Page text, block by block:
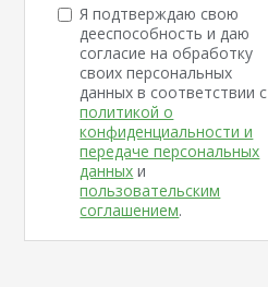
Я подтверждаю свою
дееспособность и даю
согласие на обработку
своих персональных
данных в соответствии с
политикой о
конфиденциальности и
передаче персональных
данных и
пользовательским
соглашением.